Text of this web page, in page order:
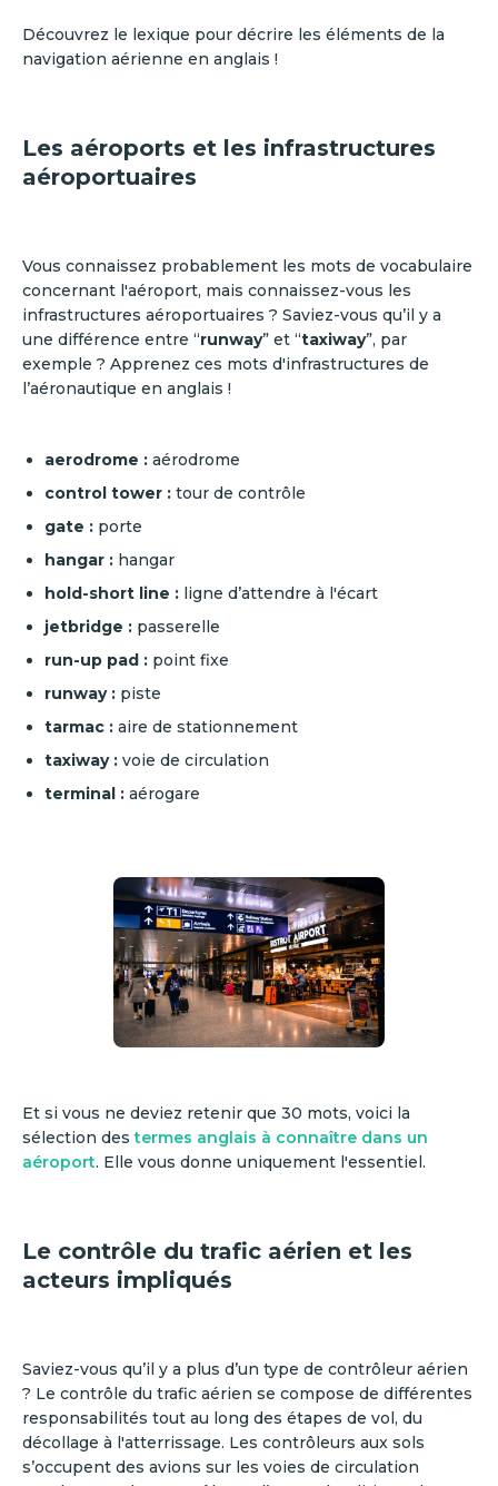
Découvrez le lexique pour décrire les éléments de la
navigation aérienne en anglais !
Les aéroports et les infrastructures
aéroportuaires
Vous connaissez probablement les mots de vocabulaire
concernant l'aéroport, mais connaissez-vous les
infrastructures aéroportuaires ? Saviez-vous qu’il y a
une différence entre “runway” et “taxiway”, par
exemple ? Apprenez ces mots d'infrastructures de
l’aéronautique en anglais !
aerodrome : aérodrome
control tower : tour de contrôle
gate : porte
hangar : hangar
hold-short line : ligne d’attendre à l'écart
jetbridge : passerelle
run-up pad : point fixe
runway : piste
tarmac : aire de stationnement
taxiway : voie de circulation
terminal : aérogare
Et si vous ne deviez retenir que 30 mots, voici la
sélection destermes anglais à connaître dans un
aéroport. Elle vous donne uniquement l'essentiel.
Le contrôle du trafic aérien et les
acteurs impliqués
Saviez-vous qu’il y a plus d’un type de contrôleur aérien
? Le contrôle du trafic aérien se compose de différentes
responsabilités tout au long des étapes de vol, du
décollage à l'atterrissage. Les contrôleurs aux sols
s’occupent des avions sur les voies de circulation